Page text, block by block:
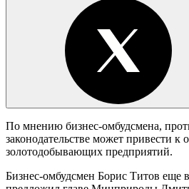
По мнению бизнес-омбудсмена,
законодательстве может привести к
золотодобывающих предприятий.
Бизнес-омбудсмен Борис Титов еще